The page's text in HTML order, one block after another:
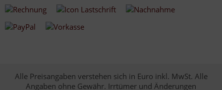
Alle Preisangaben verstehen sich in Euro inkl. MwSt. Alle
Angaben ohne Gewähr. Irrtümer und Änderungen